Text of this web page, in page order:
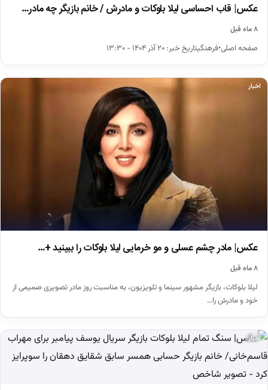
عکس| قاب احساسی لیلا بلوکات و مادرش / خانم بازیگر چه مادر…
۸ ماه قبل
صفحه اصلی•فرهنگیتاریخ خبر: ۲۰ آذر ۱۴۰۴ - ۱۳:۳۰
اخبار
عکس| مادر چشم عسلی و مو خرمایی لیلا بلوکات را ببینید +…
۸ ماه قبل
لیلا بلوکات، بازیگر مشهور سینما و تلویزیون، به مناسبت روز مادر تصویری صمیمی از
خود و مادرش را…
اخبار